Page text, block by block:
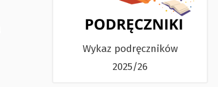
Wykaz podręczników
2025/26